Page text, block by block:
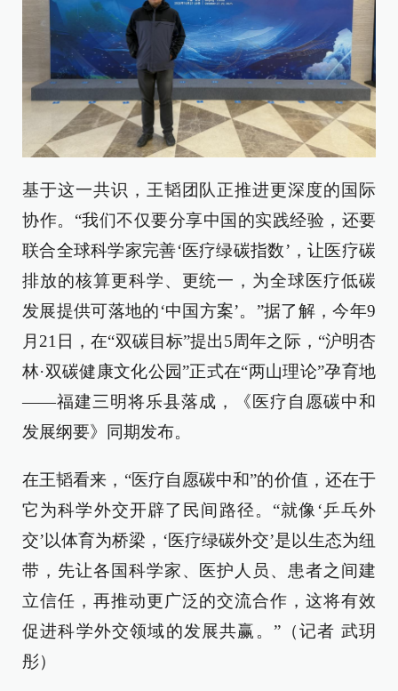
基于这一共识，王韬团队正推进更深度的国际
协作。“我们不仅要分享中国的实践经验，还要
联合全球科学家完善‘医疗绿碳指数’，让医疗碳
排放的核算更科学、更统一，为全球医疗低碳
发展提供可落地的‘中国方案’。”据了解，今年9
月21日，在“双碳目标”提出5周年之际，“沪明杏
林·双碳健康文化公园”正式在“两山理论”孕育地
——福建三明将乐县落成，《医疗自愿碳中和
发展纲要》同期发布。
在王韬看来，“医疗自愿碳中和”的价值，还在于
它为科学外交开辟了民间路径。“就像‘乒乓外
交’以体育为桥梁，‘医疗绿碳外交’是以生态为纽
带，先让各国科学家、医护人员、患者之间建
立信任，再推动更广泛的交流合作，这将有效
促进科学外交领域的发展共赢。”（记者 武玥
彤）